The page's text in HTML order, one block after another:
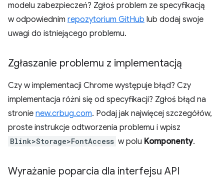
modelu zabezpieczeń? Zgłoś problem ze specyfikacją
w odpowiednim repozytorium GitHub lub dodaj swoje
uwagi do istniejącego problemu.
Zgłaszanie problemu z implementacją
Czy w implementacji Chrome występuje błąd? Czy
implementacja różni się od specyfikacji? Zgłoś błąd na
stronie new.crbug.com. Podaj jak najwięcej szczegółów,
proste instrukcje odtworzenia problemu i wpisz
Blink>Storage>FontAccess w polu Komponenty.
Wyrażanie poparcia dla interfejsu API